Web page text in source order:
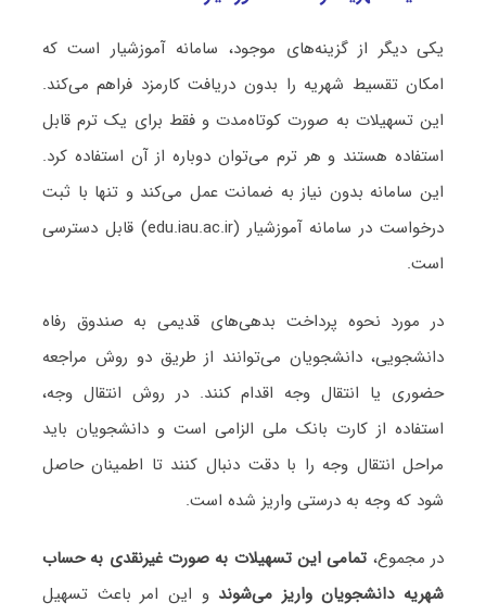
یکی دیگر از گزینه‌های موجود، سامانه آموزشیار است که
امکان تقسیط شهریه را بدون دریافت کارمزد فراهم می‌کند.
این تسهیلات به صورت کوتاه‌مدت و فقط برای یک ترم قابل
استفاده هستند و هر ترم می‌توان دوباره از آن استفاده کرد.
این سامانه بدون نیاز به ضمانت عمل می‌کند و تنها با ثبت
درخواست در سامانه آموزشیار (edu.iau.ac.ir) قابل دسترسی
است.
در مورد نحوه پرداخت بدهی‌های قدیمی به صندوق رفاه
دانشجویی، دانشجویان می‌توانند از طریق دو روش مراجعه
حضوری یا انتقال وجه اقدام کنند. در روش انتقال وجه،
استفاده از کارت بانک ملی الزامی است و دانشجویان باید
مراحل انتقال وجه را با دقت دنبال کنند تا اطمینان حاصل
شود که وجه به درستی واریز شده است.
در مجموع، تمامی این تسهیلات به صورت غیرنقدی به حساب
شهریه دانشجویان واریز می‌شوند و این امر باعث تسهیل